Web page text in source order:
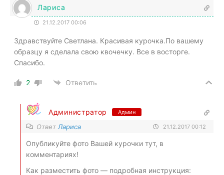
Лариса
21.12.2017 00:06
Здравствуйте Светлана. Красивая курочка.По вашему
образцу я сделала свою квочечку. Все в восторге.
Спасибо.
2 Ответить
Администратор Админ
Ответ Лариса 21.12.2017 00:12
Опубликуйте фото Вашей курочки тут, в
комментариях!
Как разместить фото — подробная инструкция: